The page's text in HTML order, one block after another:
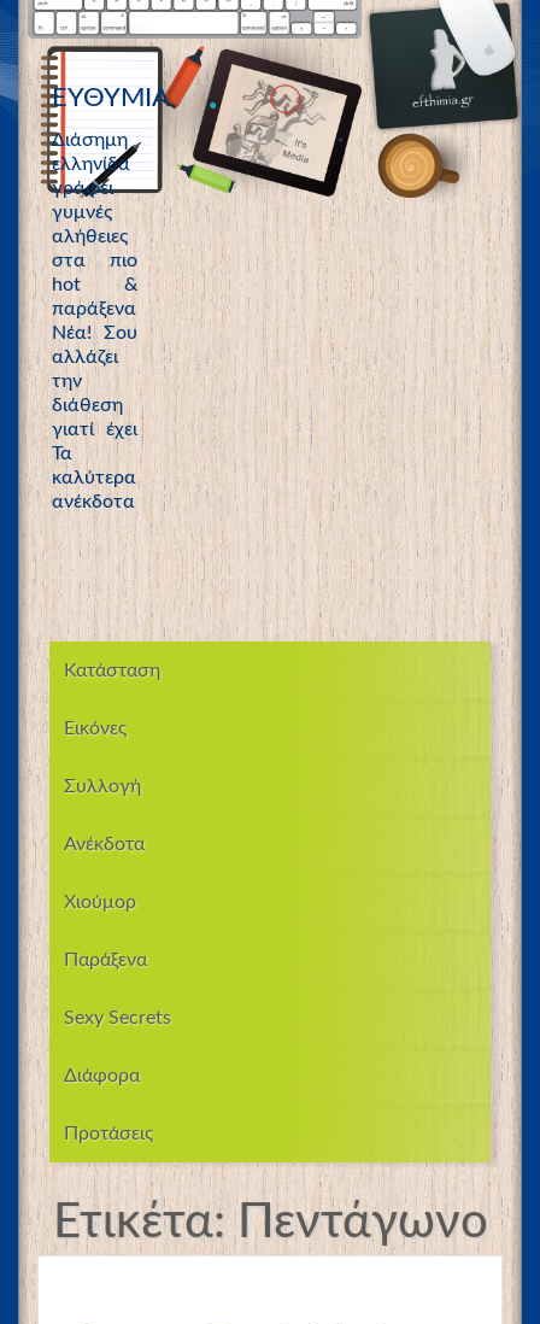
ΕΥΘΥΜΙΑ
Διάσημη
ελληνίδα
γράφει
γυμνές
αλήθειες
στα πιο
hot &
παράξενα
Νέα! Σου
αλλάζει
την
διάθεση
γιατί έχει
Τα
καλύτερα
ανέκδοτα
Κατάσταση
Εικόνες
Συλλογή
Ανέκδοτα
Χιούμορ
Παράξενα
Sexy Secrets
Διάφορα
Προτάσεις
Ετικέτα: Πεντάγωνο